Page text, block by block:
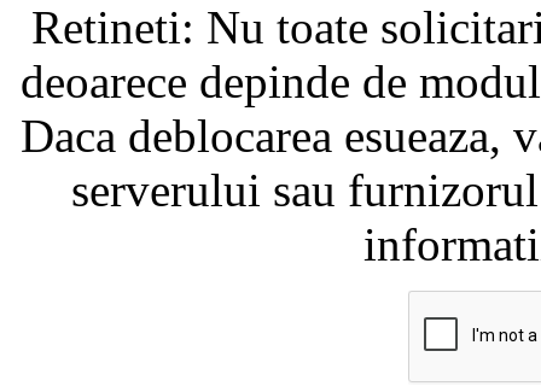
Retineti: Nu toate
deoarece depinde de
Daca deblocarea
serverului sau